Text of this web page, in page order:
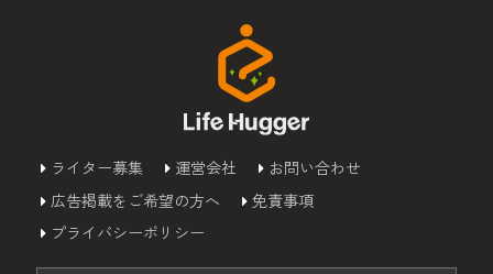
ライター募集 運営会社
お問い合わせ
広告掲載をご希望の方へ
免責事項
プライバシーポリシー